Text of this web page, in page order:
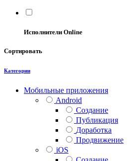
Исполнители Online
Сортировать
Категории
Мобильные приложения
Android
Создание
Публикация
Доработка
Продвижение
iOS